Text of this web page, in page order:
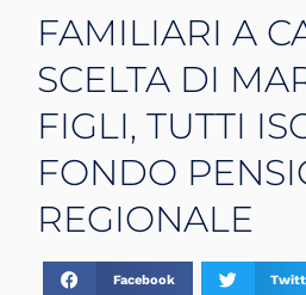
FAMILIARI A
SCELTA DI
FIGLI, TUTTI
FONDO
REGIONALE
Facebook